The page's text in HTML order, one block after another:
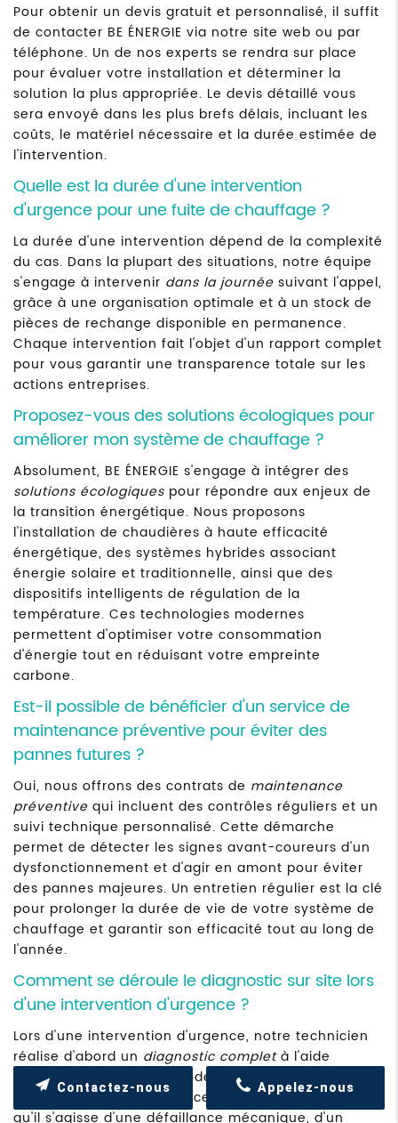
Pour obtenir un devis gratuit et personnalisé, il suffit
de contacter BE ÉNERGIE via notre site web ou par
téléphone. Un de nos experts se rendra sur place
pour évaluer votre installation et déterminer la
solution la plus appropriée. Le devis détaillé vous
sera envoyé dans les plus brefs délais, incluant les
coûts, le matériel nécessaire et la durée estimée de
l'intervention.
Quelle est la durée d'une intervention
d'urgence pour une fuite de chauffage ?
La durée d'une intervention dépend de la complexité
du cas. Dans la plupart des situations, notre équipe
s'engage à intervenir dans la journée suivant l'appel,
grâce à une organisation optimale et à un stock de
pièces de rechange disponible en permanence.
Chaque intervention fait l'objet d'un rapport complet
pour vous garantir une transparence totale sur les
actions entreprises.
Proposez-vous des solutions écologiques pour
améliorer mon système de chauffage ?
Absolument, BE ÉNERGIE s'engage à intégrer des
solutions écologiques pour répondre aux enjeux de
la transition énergétique. Nous proposons
l'installation de chaudières à haute efficacité
énergétique, des systèmes hybrides associant
énergie solaire et traditionnelle, ainsi que des
dispositifs intelligents de régulation de la
température. Ces technologies modernes
permettent d'optimiser votre consommation
d'énergie tout en réduisant votre empreinte
carbone.
Est-il possible de bénéficier d'un service de
maintenance préventive pour éviter des
pannes futures ?
Oui, nous offrons des contrats de maintenance
préventive qui incluent des contrôles réguliers et un
suivi technique personnalisé. Cette démarche
permet de détecter les signes avant-coureurs d'un
dysfonctionnement et d'agir en amont pour éviter
des pannes majeures. Un entretien régulier est la clé
pour prolonger la durée de vie de votre système de
chauffage et garantir son efficacité tout au long de
l'année.
Comment se déroule le diagnostic sur site lors
d'une intervention d'urgence ?
Lors d'une intervention d'urgence, notre technicien
réalise d'abord un diagnostic completà l'aide
d'appareils de mesure modernes. Ce diagnostic
permet d'identifier la source précise du problème,
qu'il s'agisse d'une défaillance mécanique, d'un
Appelez-nous
Contactez-nous